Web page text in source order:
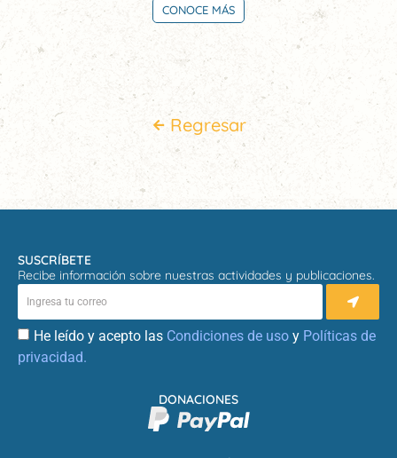
CONOCE MÁS
Regresar
SUSCRÍBETE
Recibe información sobre nuestras actividades y publicaciones.
He leído y acepto las Condiciones de uso y Políticas de
privacidad.
DONACIONES